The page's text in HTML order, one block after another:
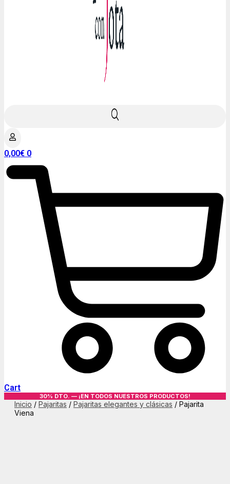
0,00€ 0
Cart
30% DTO. — ¡EN TODOS NUESTROS PRODUCTOS!
Inicio / Pajaritas / Pajaritas elegantes y clásicas / Pajarita
Viena